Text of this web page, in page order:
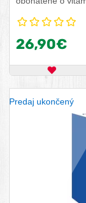
správnej funkcie
zraku. Priaznivý
26,90€
Predaj ukončený